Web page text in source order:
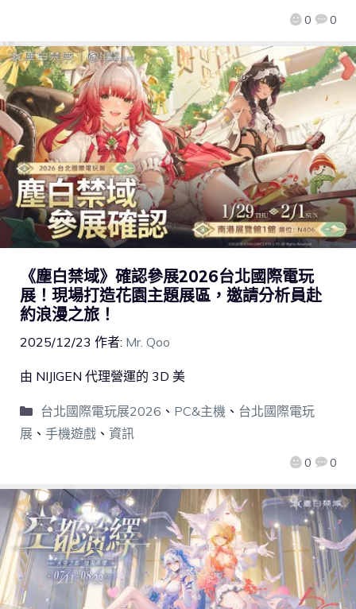
0 0
《塵白禁域》確認參展2026台北國際電玩
展！現場打造花園主題展區，邀請分析員赴
約浪漫之旅！
2025/12/23 作者: Mr. Qoo
0 0
由 NIJIGEN 代理營運的 3D 美
台北國際電玩展2026 、 PC&主機 、 台北國際電玩
展 、 手機遊戲 、 資訊